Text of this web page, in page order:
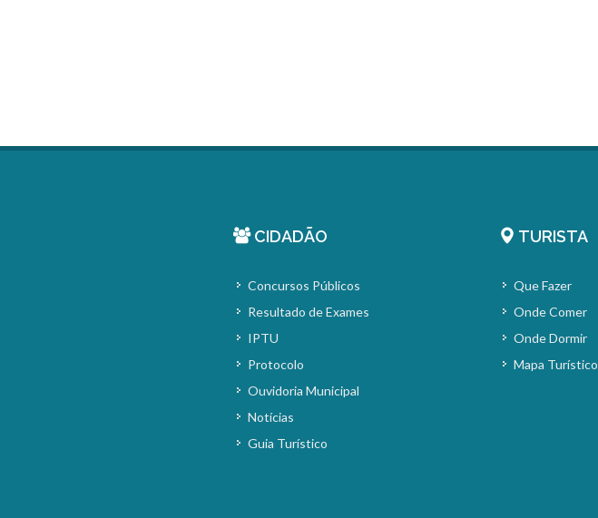
CIDADÃO
Concursos Públicos
Resultado de Exames
IPTU
Protocolo
Ouvidoria Municipal
Notícias
Guia Turístico
TURISTA
Que Fazer
Onde Comer
Onde Dormir
Mapa Turístico